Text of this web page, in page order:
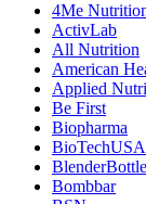
4Me
ActivLab
All Nutrition
American
Applied
Be First
Biopharma
BioTechUSA
BlenderBottle
Bombbar